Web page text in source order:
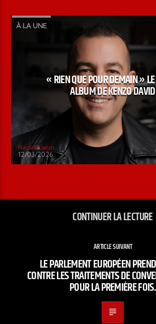
À LA UNE
« RIEN QUE POUR DEMAIN »
ALBUM DE KENZO DAVID
Radio Elyon
12/03/2026
CONTINUER LA LECTURE
ARTICLE SUIVANT
LE PARLEMENT EUROPÉEN
CONTRE LES TRAITEMENTS DE
POUR LA PREMIÈRE FOIS.